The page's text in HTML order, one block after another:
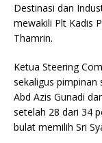
Destinasi dan
mewakili Plt Kadis
Thamrin.
Ketua Steering
sekaligus pimpinan
Abd Azis Gunadi
setelah 28 dari 34
bulat memilih Sri